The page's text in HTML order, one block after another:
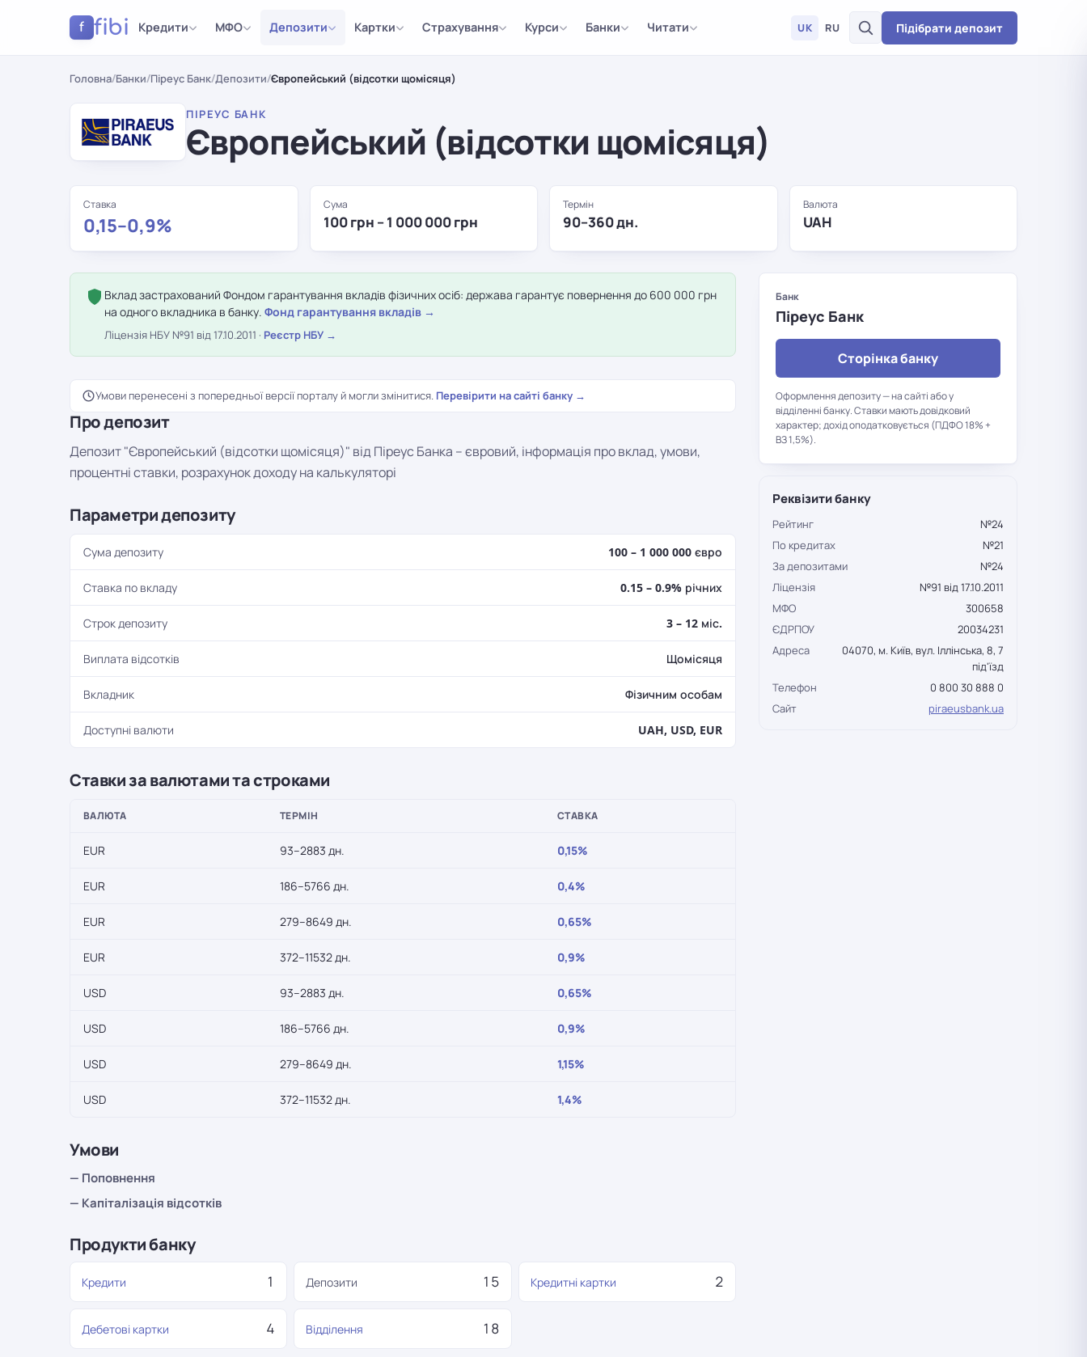
f fibi Кредити МФО Депозити Картки Страхування Курси Банки Читати UK RU Підібрати депозит
Головна/Банки/Піреус Банк/Депозити/Європейський (відсотки щомісяця)
ПІРЕУС БАНК
Європейський (відсотки щомісяця)
Ставка
0,15–0,9%
Сума
100 грн – 1 000 000 грн
Термін
90–360 дн.
Валюта
UAH
Вклад застрахований Фондом гарантування вкладів фізичних осіб: держава гарантує повернення до 600 000 грн
на одного вкладника в банку. Фонд гарантування вкладів →
Ліцензія НБУ №91 від 17.10.2011 · Реєстр НБУ →
Умови перенесені з попередньої версії порталу й могли змінитися. Перевірити на сайті банку →
Про депозит
Депозит "Європейський (відсотки щомісяця)" від Піреус Банка – євровий, інформація про вклад, умови,
процентні ставки, розрахунок доходу на калькуляторі
Параметри депозиту
Сума депозиту 100 – 1 000 000 євро
Ставка по вкладу 0.15 – 0.9% річних
Строк депозиту 3 – 12 міс.
Виплата відсотків Щомісяця
Вкладник Фізичним особам
Доступні валюти UAH, USD, EUR
Ставки за валютами та строками
ВАЛЮТА ТЕРМІН СТАВКА
EUR 93–2883 дн. 0,15%
EUR 186–5766 дн. 0,4%
EUR 279–8649 дн. 0,65%
EUR 372–11532 дн. 0,9%
USD 93–2883 дн. 0,65%
USD 186–5766 дн. 0,9%
USD 279–8649 дн. 1,15%
USD 372–11532 дн. 1,4%
Умови
— Поповнення
— Капіталізація відсотків
Продукти банку
Кредити 1 Депозити 15 Кредитні картки 2
Дебетові картки 4 Відділення 18
Банк
Піреус Банк
Сторінка банку
Оформлення депозиту — на сайті або у
відділенні банку. Ставки мають довідковий
характер; дохід оподатковується (ПДФО 18% +
ВЗ 1,5%).
Реквізити банку
Рейтинг
№24
По кредитах
№21
За депозитами
№24
Ліцензія
№91 від 17.10.2011
МФО
300658
ЄДРПОУ
20034231
Адреса
04070, м. Київ, вул. Іллінська, 8, 7
під'їзд
Телефон
0 800 30 888 0
Сайт
piraeusbank.ua